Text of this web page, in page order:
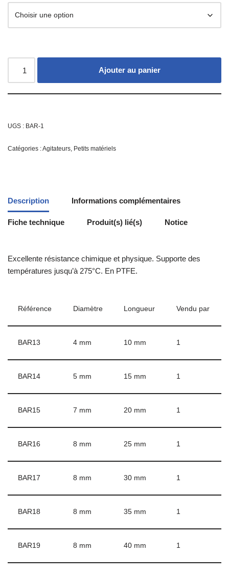
Ajouter au panier
UGS : BAR-1
Catégories :Agitateurs, Petits matériels
Description Informations complémentaires
Fiche technique Produit(s) lié(s) Notice
Excellente résistance chimique et physique. Supporte des
températures jusqu’à 275°C. En PTFE.
Référence Diamètre Longueur Vendu par
BAR13 4 mm 10 mm 1
BAR14 5 mm 15 mm 1
BAR15 7 mm 20 mm 1
BAR16 8 mm 25 mm 1
BAR17 8 mm 30 mm 1
BAR18 8 mm 35 mm 1
BAR19 8 mm 40 mm 1